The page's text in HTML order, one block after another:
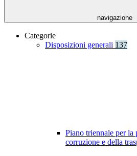
navigazione
Categorie
Disposizioni generali 137
Piano triennale per la
corruzione e della